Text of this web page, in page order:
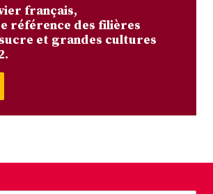
français,
référence des filières
et grandes cultures